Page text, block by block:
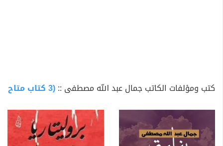
كتب ومؤلفات الكاتب جمال عبد الله مصطفى ::(3 كتاب متاح للتحميل)